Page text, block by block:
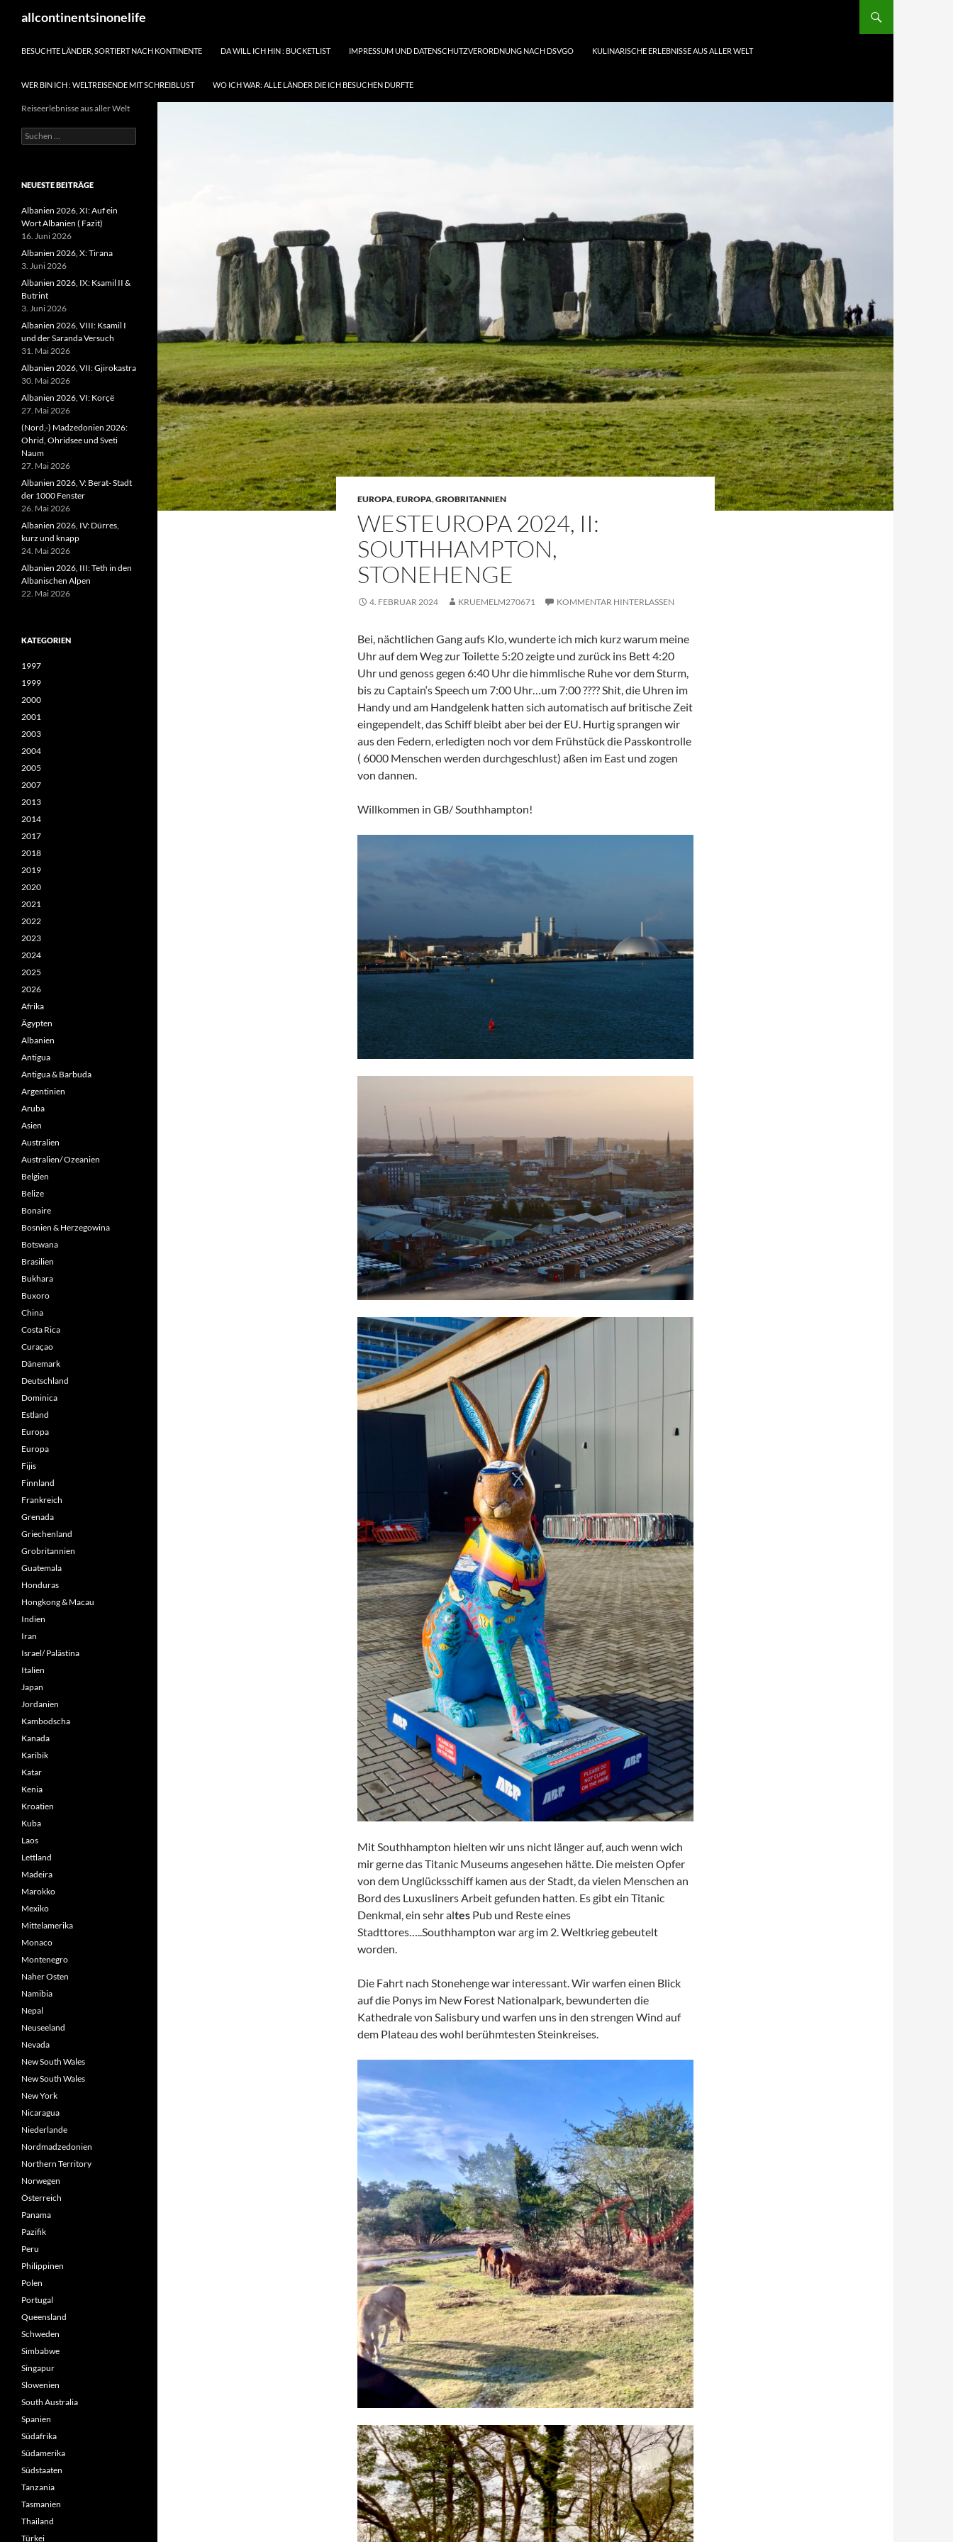
Inhaltallcontinentsinonelife
BESUCHTE LÄNDER, SORTIERT NACH KONTINENTE DA WILL ICH HIN : BUCKETLIST IMPRESSUM UND DATENSCHUTZVERORDNUNG NACH DSVGO KULINARISCHE ERLEBNISSE AUS ALLER WELT
WER BIN ICH : WELTREISENDE MIT SCHREIBLUST WO ICH WAR: ALLE LÄNDER DIE ICH BESUCHEN DURFTE
EUROPA,EUROPA,GROBRITANNIEN
WESTEUROPA 2024, II:
SOUTHHAMPTON,
STONEHENGE
4. FEBRUAR 2024 KRUEMELM270671 KOMMENTAR HINTERLASSEN
Bei, nächtlichen Gang aufs Klo, wunderte ich mich kurz warum meine
Uhr auf dem Weg zur Toilette 5:20 zeigte und zurück ins Bett 4:20
Uhr und genoss gegen 6:40 Uhr die himmlische Ruhe vor dem Sturm,
bis zu Captain‘s Speech um 7:00 Uhr…um 7:00 ???? Shit, die Uhren im
Handy und am Handgelenk hatten sich automatisch auf britische Zeit
eingependelt, das Schiff bleibt aber bei der EU. Hurtig sprangen wir
aus den Federn, erledigten noch vor dem Frühstück die Passkontrolle
( 6000 Menschen werden durchgeschlust) aßen im East und zogen
von dannen.
Willkommen in GB/ Southhampton!
Mit Southhampton hielten wir uns nicht länger auf, auch wenn wich
mir gerne das Titanic Museums angesehen hätte. Die meisten Opfer
von dem Unglücksschiff kamen aus der Stadt, da vielen Menschen an
Bord des Luxusliners Arbeit gefunden hatten. Es gibt ein Titanic
Denkmal, ein sehr altes Pub und Reste eines
Stadttores…..Southhampton war arg im 2. Weltkrieg gebeutelt
worden.
Die Fahrt nach Stonehenge war interessant. Wir warfen einen Blick
auf die Ponys im New Forest Nationalpark, bewunderten die
Kathedrale von Salisbury und warfen uns in den strengen Wind auf
dem Plateau des wohl berühmtesten Steinkreises.
Reiseerlebnisse aus aller Welt
Suchen
nach:
NEUESTE BEITRÄGE
Albanien 2026, XI: Auf ein
Wort Albanien ( Fazit)
16. Juni 2026
Albanien 2026, X: Tirana
3. Juni 2026
Albanien 2026, IX: Ksamil II &
Butrint
3. Juni 2026
Albanien 2026, VIII: Ksamil I
und der Saranda Versuch
31. Mai 2026
Albanien 2026, VII: Gjirokastra
30. Mai 2026
Albanien 2026, VI: Korçë
27. Mai 2026
(Nord,-) Madzedonien 2026:
Ohrid, Ohridsee und Sveti
Naum
27. Mai 2026
Albanien 2026, V: Berat- Stadt
der 1000 Fenster
26. Mai 2026
Albanien 2026, IV: Dürres,
kurz und knapp
24. Mai 2026
Albanien 2026, III: Teth in den
Albanischen Alpen
22. Mai 2026
KATEGORIEN
1997
1999
2000
2001
2003
2004
2005
2007
2013
2014
2017
2018
2019
2020
2021
2022
2023
2024
2025
2026
Afrika
Ägypten
Albanien
Antigua
Antigua & Barbuda
Argentinien
Aruba
Asien
Australien
Australien/ Ozeanien
Belgien
Belize
Bonaire
Bosnien & Herzegowina
Botswana
Brasilien
Bukhara
Buxoro
China
Costa Rica
Curaçao
Dänemark
Deutschland
Dominica
Estland
Europa
Europa
Fijis
Finnland
Frankreich
Grenada
Griechenland
Grobritannien
Guatemala
Honduras
Hongkong & Macau
Indien
Iran
Israel/ Palästina
Italien
Japan
Jordanien
Kambodscha
Kanada
Karibik
Katar
Kenia
Kroatien
Kuba
Laos
Lettland
Madeira
Marokko
Mexiko
Mittelamerika
Monaco
Montenegro
Naher Osten
Namibia
Nepal
Neuseeland
Nevada
New South Wales
New South Wales
New York
Nicaragua
Niederlande
Nordmadzedonien
Northern Territory
Norwegen
Österreich
Panama
Pazifik
Peru
Philippinen
Polen
Portugal
Queensland
Schweden
Simbabwe
Singapur
Slowenien
South Australia
Spanien
Südafrika
Südamerika
Südstaaten
Tanzania
Tasmanien
Thailand
Türkei